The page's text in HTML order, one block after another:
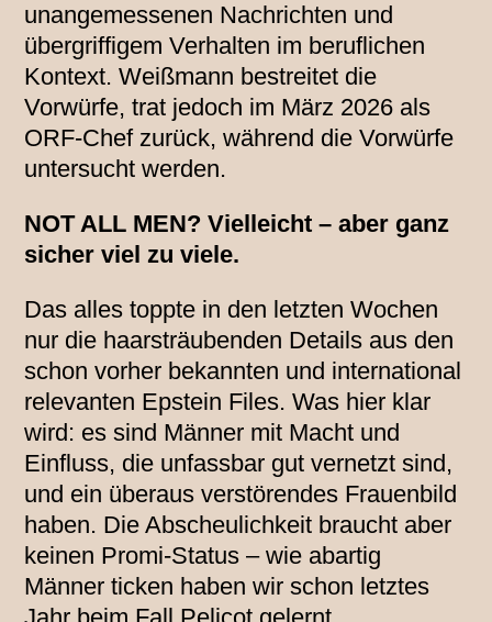
unangemessenen Nachrichten und
übergriffigem Verhalten im beruflichen
Kontext. Weißmann bestreitet die
Vorwürfe, trat jedoch im März 2026 als
ORF-Chef zurück, während die Vorwürfe
untersucht werden.
NOT ALL MEN? Vielleicht – aber ganz
sicher viel zu viele.
Das alles toppte in den letzten Wochen
nur die haarsträubenden Details aus den
schon vorher bekannten und international
relevanten Epstein Files. Was hier klar
wird: es sind Männer mit Macht und
Einfluss, die unfassbar gut vernetzt sind,
und ein überaus verstörendes Frauenbild
haben. Die Abscheulichkeit braucht aber
keinen Promi-Status – wie abartig
Männer ticken haben wir schon letztes